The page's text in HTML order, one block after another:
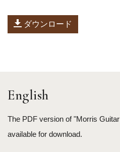
ダウンロード
English
The PDF version of "Morris
available for download.